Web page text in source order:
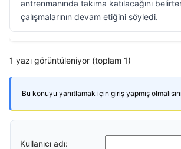
antrenmanında takıma katılacağını
çalışmalarının devam etiğini söyledi.
1 yazı görüntüleniyor (toplam 1)
Bu konuyu yanıtlamak için giriş yapmış
Kullanıcı adı: